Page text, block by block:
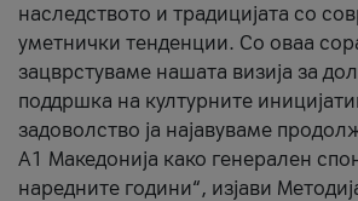
наследството и традицијата со
уметнички тенденции. Со оваа
зацврстуваме нашата визија за
поддршка на културните
задоволство ја најавуваме
A1 Македонија како генерален
наредните години“, изјави